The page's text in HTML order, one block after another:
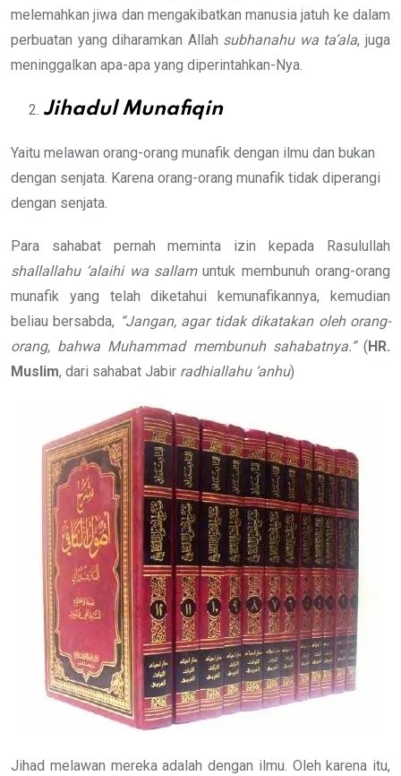
melemahkan jiwa dan mengakibatkan manusia jatuh ke dalam
perbuatan yang diharamkan Allah subhanahu wa ta’ala, juga
meninggalkan apa-apa yang diperintahkan-Nya.
Jihadul Munafiqin
Yaitu melawan orang-orang munafik dengan ilmu dan bukan
dengan senjata. Karena orang-orang munafik tidak diperangi
dengan senjata.
Para sahabat pernah meminta izin kepada Rasulullah
shallallahu ‘alaihi wa sallamuntuk membunuh orang-orang
munafik yang telah diketahui kemunafikannya, kemudian
beliau bersabda, “Jangan, agar tidak dikatakan oleh orang-
orang, bahwa Muhammad membunuh sahabatnya.”( HR.
Muslim, dari sahabat Jabir radhiallahu ‘anhu)
Jihad melawan mereka adalah dengan ilmu. Oleh karena itu,